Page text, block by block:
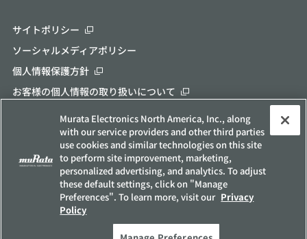
サイトポリシー
ソーシャルメディアポリシー
個人情報保護方針
お客様の個人情報の取り扱いについて
他社所有商標について
サイトマップ
Copyright © Murata Manufacturing Co., Ltd. All Rights Reserved.
Murata Electronics North America, Inc., along
with our service providers and other third parties
use cookies and similar technologies on this site
to perform site improvement, marketing,
personalized advertising, and analytics. To adjust
these default settings, click on "Manage
Preferences". To learn more, visit our Privacy
Policy